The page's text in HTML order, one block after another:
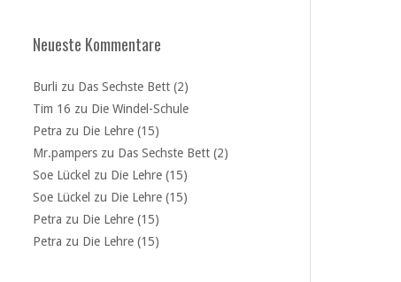
Neueste Kommentare
Burli zu Das Sechste Bett (2)
Tim 16 zu Die Windel-Schule
Petra zu Die Lehre (15)
Mr.pampers zu Das Sechste Bett (2)
Soe Lückel zu Die Lehre (15)
Soe Lückel zu Die Lehre (15)
Petra zu Die Lehre (15)
Petra zu Die Lehre (15)